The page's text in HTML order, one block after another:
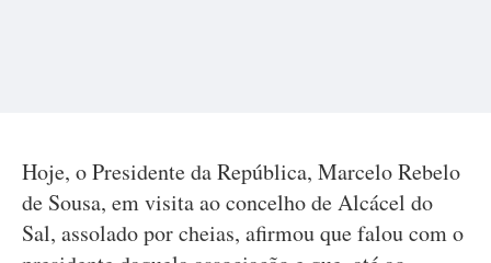
Hoje, o Presidente da República, Marcelo Rebelo
de Sousa, em visita ao concelho de Alcácel do
Sal, assolado por cheias, afirmou que falou com o